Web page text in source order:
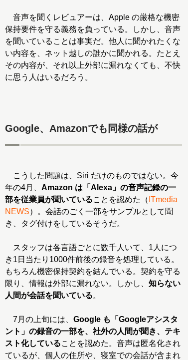
音声を聞くレビュアーは、Apple の厳格な機密
保持要件を守る義務を負っている。しかし、音声
を聞いていることは事実だ。他人に聞かれたくな
い内容を、ネット越しの誰かに聞かれる。たとえ
その内容が、それ以上外部に漏れなくても、不快
に思う人はいるだろう。
Google、Amazonでも同様の話が
こうした問題は、Siri だけのものではない。今
年の4月、 Amazon は「Alexa」の音声記録の一
部を従業員が聞いていることを認めた（ ITmedia
NEWS）。会話のごく一部をサンプルとして聞
き、タグ付けをしているそうだ。
スタッフは各言語ごとに数千人いて、1人につ
き1日当たり1000件前後の録音を処理している。
もちろん機密保持契約を結んでいる。契約を守る
限り、情報は外部に漏れない。しかし、 知らない
人間が会話を聞いている。
7月の上旬には、 Google も「Googleアシスタ
ント」の録音の一部を、社外の人間が聞き、テキ
スト化していることを認めた。音声は匿名化され
ているが、個人の住所や、寝室での会話が含まれ